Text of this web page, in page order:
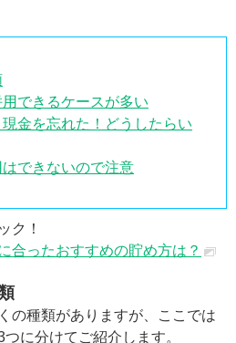
できるケースが多い
金を忘れた！どうしたらい
できないので注意
ク！
合ったおすすめの貯め方は？
の種類がありますが、ここでは
に分けてご紹介します。